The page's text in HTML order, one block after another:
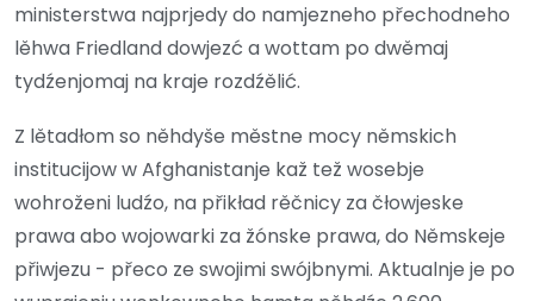
ministerstwa najprjedy do namjezneho přechodneho
lěhwa Friedland dowjezć a wottam po dwěmaj
tydźenjomaj na kraje rozdźělić.
Z lětadłom so něhdyše městne mocy němskich
institucijow w Afghanistanje kaž tež wosebje
wohroženi ludźo, na přikład rěčnicy za čłowjeske
prawa abo wojowarki za žónske prawa, do Němskeje
přiwjezu - přeco ze swojimi swójbnymi. Aktualnje je po